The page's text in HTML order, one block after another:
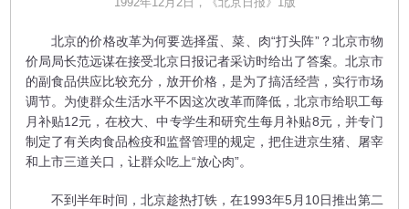
北京的价格改革为何要选择蛋、菜、肉“打头阵”？北京市物
价局局长范远谋在接受北京日报记者采访时给出了答案。北京市
的副食品供应比较充分，放开价格，是为了搞活经营，实行市场
调节。为使群众生活水平不因这次改革而降低，北京市给职工每
月补贴12元，在校大、中专学生和研究生每月补贴8元，并专门
制定了有关肉食品检疫和监督管理的规定，把住进京生猪、屠宰
和上市三道关口，让群众吃上“放心肉”。
不到半年时间，北京趁热打铁，在1993年5月10日推出第二